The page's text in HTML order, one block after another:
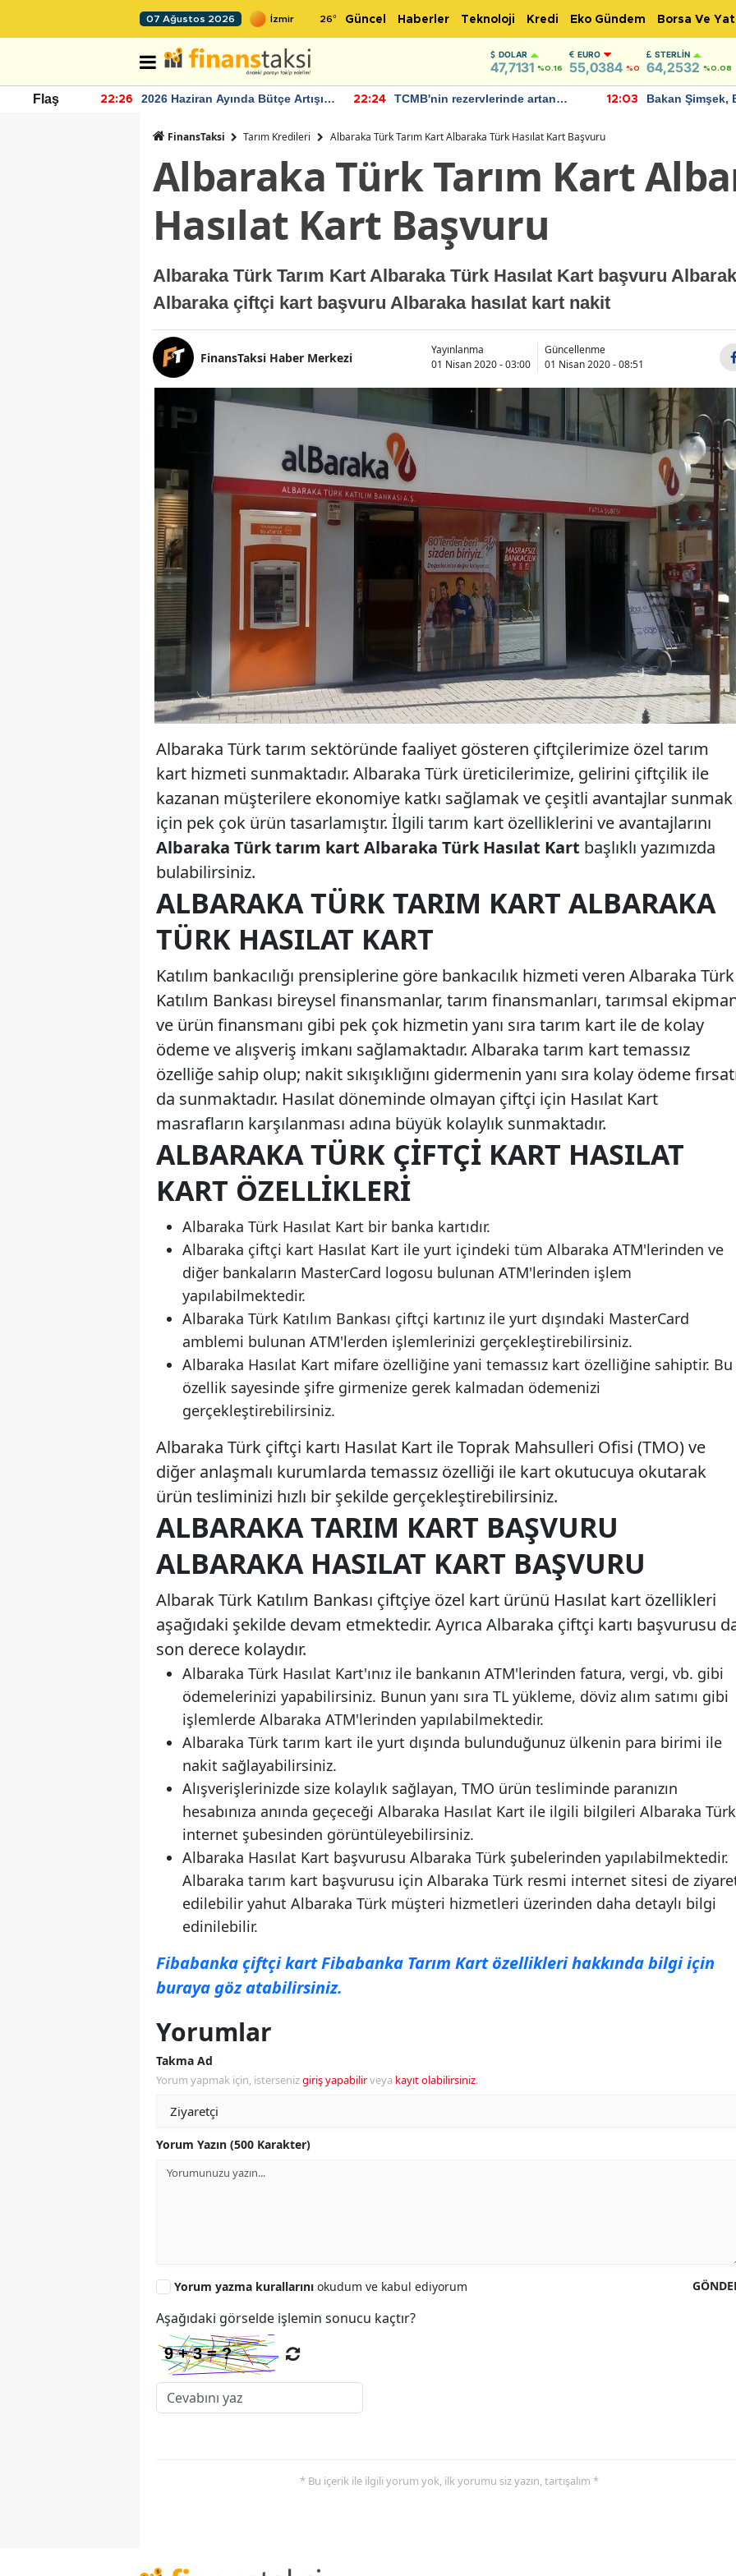
07 Ağustos 2026 26° Güncel Haberler Teknoloji Kredi Eko Gündem Borsa Ve
DOLAR
47,7131 %0.16
EURO
55,0384 %0
STERLIN
64,2532 %0.08
Flaş 22:26
2026 Haziran Ayında Bütçe Artışı
22:24
TCMB'nin rezervlerinde artan
12:03
Bakan Şimşek,
FinansTaksi Tarım Kredileri Albaraka Türk Tarım Kart Albaraka Türk Hasılat Kart Başvuru
Albaraka Türk Tarım Kart
Hasılat Kart Başvuru
Albaraka Türk Tarım Kart Albaraka Türk Hasılat Kart başvuru
Albaraka çiftçi kart başvuru Albaraka hasılat kart nakit
FinansTaksi Haber Merkezi
Yayınlanma
01 Nisan 2020 - 03:00
Güncellenme
01 Nisan 2020 - 08:51
Albaraka Türk tarım sektöründe faaliyet gösteren çiftçilerimize özel tarım
kart hizmeti sunmaktadır. Albaraka Türk üreticilerimize, gelirini çiftçilik ile
kazanan müşterilere ekonomiye katkı sağlamak ve çeşitli avantajlar sunmak
için pek çok ürün tasarlamıştır. İlgili tarım kart özelliklerini ve avantajlarını
Albaraka Türk tarım kart Albaraka Türk Hasılat Kart başlıklı yazımızda
bulabilirsiniz.
ALBARAKA TÜRK TARIM KART ALBARAKA
TÜRK HASILAT KART
Katılım bankacılığı prensiplerine göre bankacılık hizmeti veren Albaraka Türk
Katılım Bankası bireysel finansmanlar, tarım finansmanları, tarımsal
ve ürün finansmanı gibi pek çok hizmetin yanı sıra tarım kart ile de kolay
ödeme ve alışveriş imkanı sağlamaktadır. Albaraka tarım kart temassız
özelliğe sahip olup; nakit sıkışıklığını gidermenin yanı sıra kolay ödeme
da sunmaktadır. Hasılat döneminde olmayan çiftçi için Hasılat Kart
masrafların karşılanması adına büyük kolaylık sunmaktadır.
ALBARAKA TÜRK ÇIFTÇI KART HASILAT
KART ÖZELLIKLERI
Albaraka Türk Hasılat Kart bir banka kartıdır.
Albaraka çiftçi kart Hasılat Kart ile yurt içindeki tüm Albaraka ATM'lerinden ve
diğer bankaların MasterCard logosu bulunan ATM'lerinden işlem
yapılabilmektedir.
Albaraka Türk Katılım Bankası çiftçi kartınız ile yurt dışındaki MasterCard
amblemi bulunan ATM'lerden işlemlerinizi gerçekleştirebilirsiniz.
Albaraka Hasılat Kart mifare özelliğine yani temassız kart özelliğine sahiptir. Bu
özellik sayesinde şifre girmenize gerek kalmadan ödemenizi
gerçekleştirebilirsiniz.
Albaraka Türk çiftçi kartı Hasılat Kart ile Toprak Mahsulleri Ofisi (TMO) ve
diğer anlaşmalı kurumlarda temassız özelliği ile kart okutucuya okutarak
ürün tesliminizi hızlı bir şekilde gerçekleştirebilirsiniz.
ALBARAKA TARIM KART BAŞVURU
ALBARAKA HASILAT KART BAŞVURU
Albarak Türk Katılım Bankası çiftçiye özel kart ürünü Hasılat kart özellikleri
aşağıdaki şekilde devam etmektedir. Ayrıca Albaraka çiftçi kartı başvurusu
son derece kolaydır.
Albaraka Türk Hasılat Kart'ınız ile bankanın ATM'lerinden fatura, vergi, vb. gibi
ödemelerinizi yapabilirsiniz. Bunun yanı sıra TL yükleme, döviz alım satımı gibi
işlemlerde Albaraka ATM'lerinden yapılabilmektedir.
Albaraka Türk tarım kart ile yurt dışında bulunduğunuz ülkenin para birimi ile
nakit sağlayabilirsiniz.
Alışverişlerinizde size kolaylık sağlayan, TMO ürün tesliminde paranızın
hesabınıza anında geçeceği Albaraka Hasılat Kart ile ilgili bilgileri Albaraka Türk
internet şubesinden görüntüleyebilirsiniz.
Albaraka Hasılat Kart başvurusu Albaraka Türk şubelerinden yapılabilmektedir.
Albaraka tarım kart başvurusu için Albaraka Türk resmi internet sitesi de
edilebilir yahut Albaraka Türk müşteri hizmetleri üzerinden daha detaylı bilgi
edinilebilir.
Fibabanka çiftçi kart Fibabanka Tarım Kart özellikleri hakkında bilgi için
buraya göz atabilirsiniz.
Yorumlar
Takma Ad
Yorum yapmak için, istersenizgiriş yapabilirveya kayıt olabilirsiniz.
Yorum Yazın (500 Karakter)
Yorum yazma kurallarını okudum ve kabul ediyorum
Aşağıdaki görselde işlemin sonucu kaçtır?
* Bu içerik ile ilgili yorum yok, ilk yorumu siz yazın, tartışalım *